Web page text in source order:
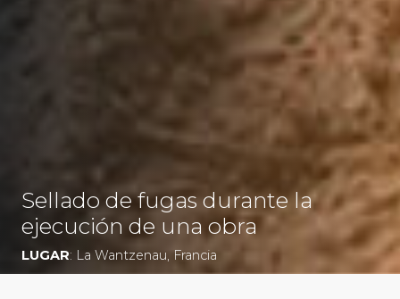
Sellado de fugas durante la
ejecución de una obra
LUGAR: La Wantzenau, Francia